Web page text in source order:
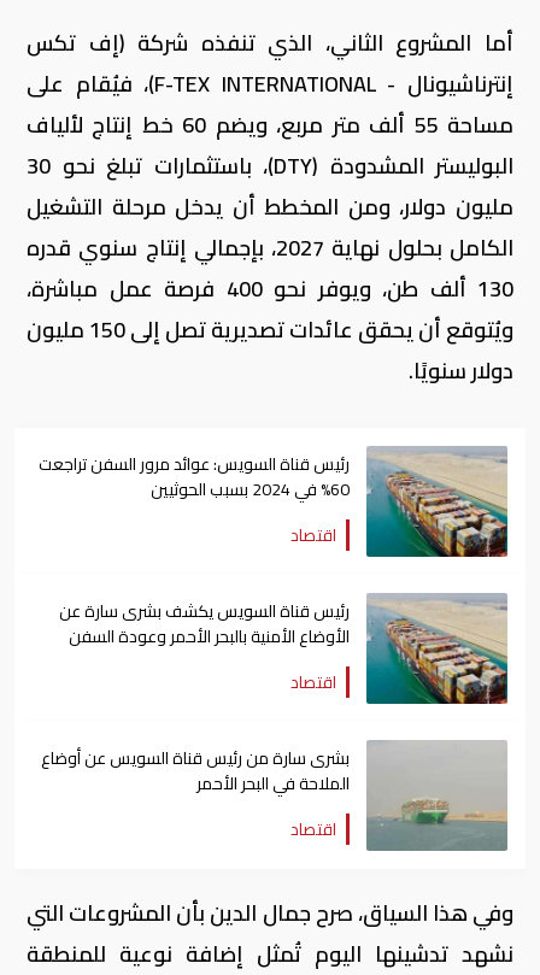
أما المشروع الثاني، الذي تنفذه شركة (إف تكس
إنترناشيونال - F-TEX INTERNATIONAL)، فيُقام على
مساحة 55 ألف متر مربع، ويضم 60 خط إنتاج لألياف
البوليستر المشدودة (DTY)، باستثمارات تبلغ نحو 30
مليون دولار، ومن المخطط أن يدخل مرحلة التشغيل
الكامل بحلول نهاية 2027، بإجمالي إنتاج سنوي قدره
130 ألف طن، ويوفر نحو 400 فرصة عمل مباشرة،
ويُتوقع أن يحقق عائدات تصديرية تصل إلى 150 مليون
دولار سنويًا.
رئيس قناة السويس: عوائد مرور السفن تراجعت
60% في 2024 بسبب الحوثيين
اقتصاد
رئيس قناة السويس يكشف بشرى سارة عن
الأوضاع الأمنية بالبحر الأحمر وعودة السفن
اقتصاد
بشرى سارة من رئيس قناة السويس عن أوضاع
الملاحة في البحر الأحمر
اقتصاد
وفي هذا السياق، صرح جمال الدين بأن المشروعات التي
نشهد تدشينها اليوم تُمثل إضافة نوعية للمنطقة